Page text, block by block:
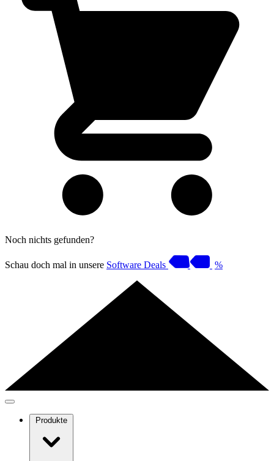
Noch nichts gefunden?
Schau doch mal in unsere Software Deals %
Produkte